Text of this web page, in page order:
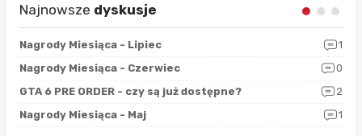
Najnowsze dyskusje
Nagrody Miesiąca - Lipiec
1
Nagrody Miesiąca - Czerwiec
0
GTA 6 PRE ORDER - czy są już dostępne?
2
Nagrody Miesiąca - Maj
1